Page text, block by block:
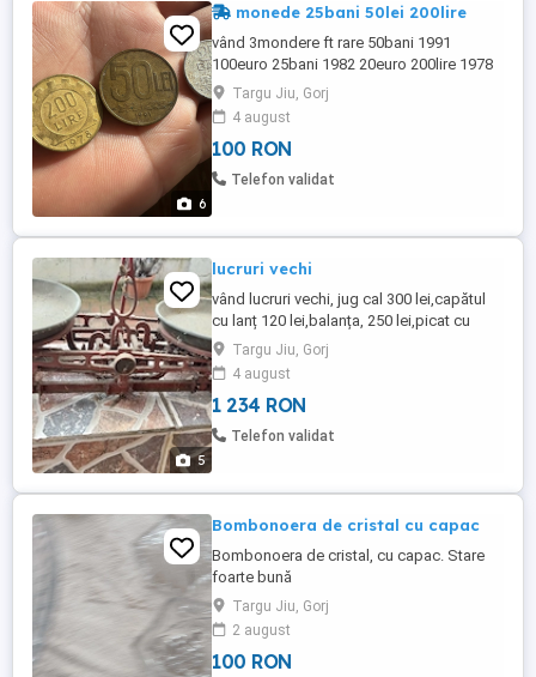
6
monede 25bani 50lei 200lire
vând 3mondere ft rare 50bani 1991
100euro 25bani 1982 20euro 200lire 1978
20euro
Targu Jiu, Gorj
4 august
100 RON
Telefon validat
5
lucruri vechi
vând lucruri vechi, jug cal 300 lei,capătul
cu lanț 120 lei,balanța, 250 lei,picat cu
boxe și discuri 900 lei,lampa și mai am 2
buc mai mici 300 lei
Targu Jiu, Gorj
4 august
1 234 RON
Telefon validat
Bombonoera de cristal cu capac
Bombonoera de cristal, cu capac. Stare
foarte bună
Targu Jiu, Gorj
2 august
100 RON